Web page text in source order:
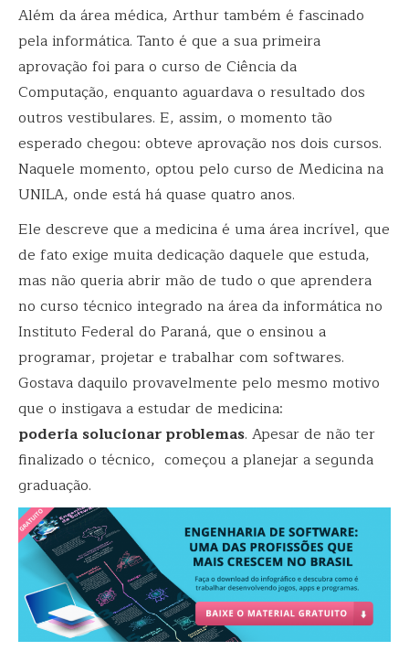
Além da área médica, Arthur também é fascinado
pela informática. Tanto é que a sua primeira
aprovação foi para o curso de Ciência da
Computação, enquanto aguardava o resultado dos
outros vestibulares. E, assim, o momento tão
esperado chegou: obteve aprovação nos dois cursos.
Naquele momento, optou pelo curso de Medicina na
UNILA, onde está há quase quatro anos.
Ele descreve que a medicina é uma área incrível, que
de fato exige muita dedicação daquele que estuda,
mas não queria abrir mão de tudo o que aprendera
no curso técnico integrado na área da informática no
Instituto Federal do Paraná, que o ensinou a
programar, projetar e trabalhar com softwares.
Gostava daquilo provavelmente pelo mesmo motivo
que o instigava a estudar de medicina:
poderia solucionar problemas. Apesar de não ter
finalizado o técnico, começou a planejar a segunda
graduação.